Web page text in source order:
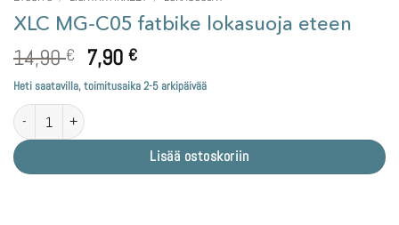
XLC MG-C05 fatbike lokasuoja eteen
14,90€ Alkuperäinen
hinta
oli:
7,90€Nykyinen
hinta
on:
Heti saatavilla, toimitusaika 2-5 arkipäivää
XLC MG-C05 fatbike lokasuoja eteen määrä
Lisää ostoskoriin